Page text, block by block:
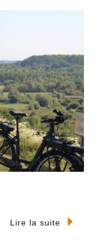
Lire la suite